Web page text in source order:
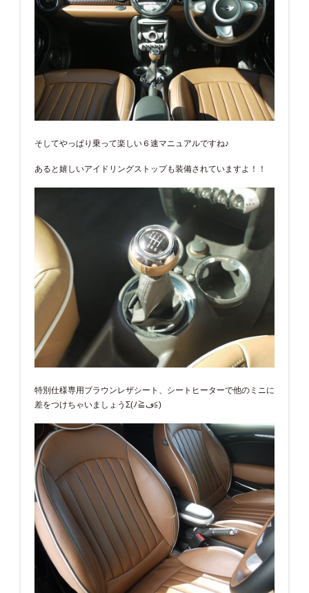
そしてやっぱり乗って楽しい６速マニュアルですね♪
あると嬉しいアイドリングストップも装備されていますよ！！
特別仕様専用ブラウンレザシート、シートヒーターで他のミニに
差をつけちゃいましょうΣ(ﾉ≧ڡ≦)